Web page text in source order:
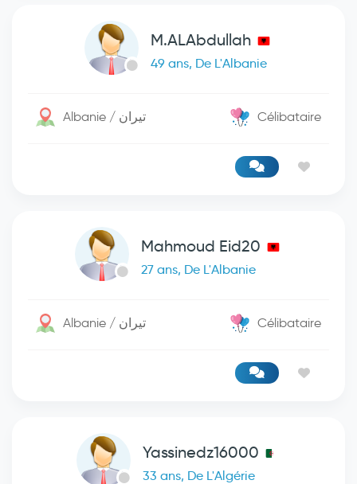
M.ALAbdullah
49 ans, De L'Albanie
Albanie / تيران Célibataire
Mahmoud Eid20
27 ans, De L'Albanie
Albanie / تيران Célibataire
Yassinedz16000
33 ans, De L'Algérie